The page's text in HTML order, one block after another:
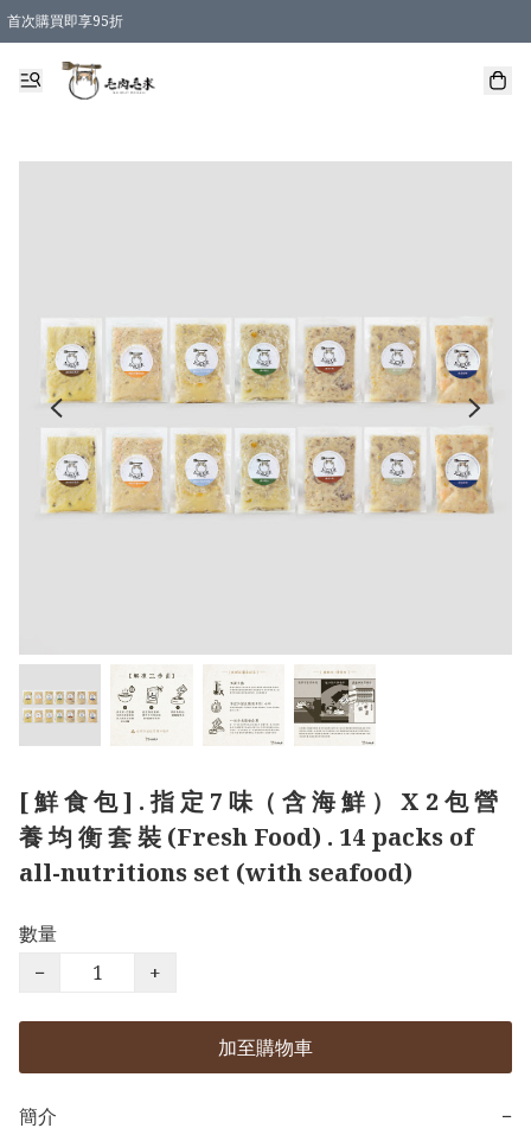
首次購買即享95折
凡購物滿 HKD 600 即享運費減免優惠
[ 鮮 食 包 ] . 指 定 7 味（ 含 海 鮮 ） X 2 包 營
養 均 衡 套 裝 (Fresh Food) . 14 packs of
all-nutritions set (with seafood)
數量
−
+
加至購物車
簡介
−